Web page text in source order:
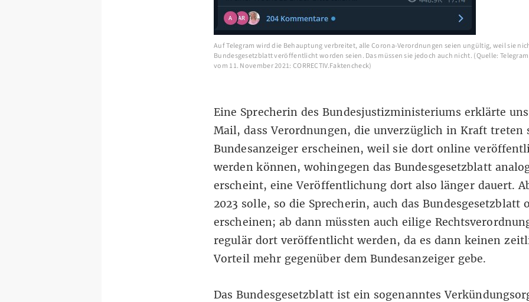
Auf Telegram wird die Behauptung verbreitet, alle Corona-Verordnungen seien ungültig, weil sie
Bundesgesetzblatt veröffentlicht worden seien. Das müssen sie jedoch auch nicht. (Quelle:
vom 11. November 2021: CORRECTIV.Faktencheck)
Eine Sprecherin des Bundesjustizministeriums erklärte
Mail, dass Verordnungen, die unverzüglich in Kraft treten
Bundesanzeiger erscheinen, weil sie dort online
werden können, wohingegen das Bundesgesetzblatt
erscheint, eine Veröffentlichung dort also länger dauert.
2023 solle, so die Sprecherin, auch das Bundesgesetzblatt
erscheinen; ab dann müssten auch eilige
regulär dort veröffentlicht werden, da es dann keinen
Vorteil mehr gegenüber dem Bundesanzeiger gebe.
DasBundesgesetzblattist ein sogenanntes